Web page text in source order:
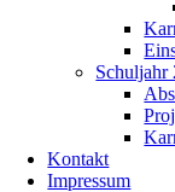
Schuljahr
Kontakt
Impressum